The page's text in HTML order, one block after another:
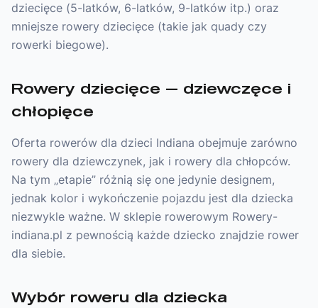
dziecięce (5-latków, 6-latków, 9-latków itp.) oraz
mniejsze rowery dziecięce (takie jak quady czy
rowerki biegowe).
Rowery dziecięce — dziewczęce i
chłopięce
Oferta rowerów dla dzieci Indiana obejmuje zarówno
rowery dla dziewczynek, jak i rowery dla chłopców.
Na tym „etapie” różnią się one jedynie designem,
jednak kolor i wykończenie pojazdu jest dla dziecka
niezwykle ważne. W sklepie rowerowym Rowery-
indiana.pl z pewnością każde dziecko znajdzie rower
dla siebie.
Wybór roweru dla dziecka